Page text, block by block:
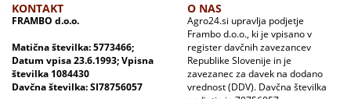
KONTAKT
FRAMBO d.o.o.
Matična številka: 5773466;
Datum vpisa 23.6.1993; Vpisna
številka 1084430
Davčna številka: SI78756057
O NAS
Agro24.si upravlja podjetje
Frambo d.o.o., ki je vpisano v
register davčnih zavezancev
Republike Slovenije in je
zavezanec za davek na dodano
vrednost (DDV). Davčna številka